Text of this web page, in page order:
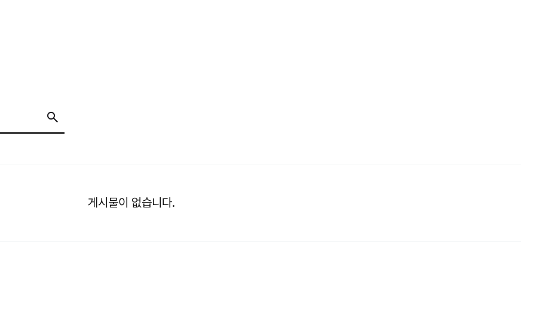
게시물이 없습니다.